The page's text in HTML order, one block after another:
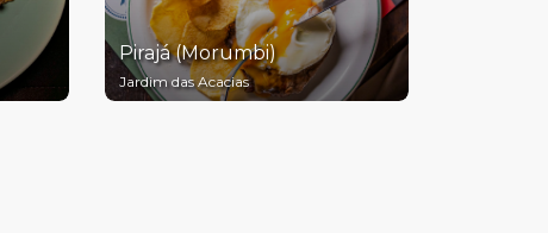
Pirajá (Morumbi)
Jardim das Acacias